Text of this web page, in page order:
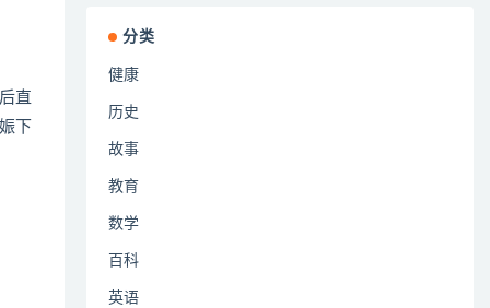
直
下
分类
健康
历史
故事
教育
数学
百科
英语